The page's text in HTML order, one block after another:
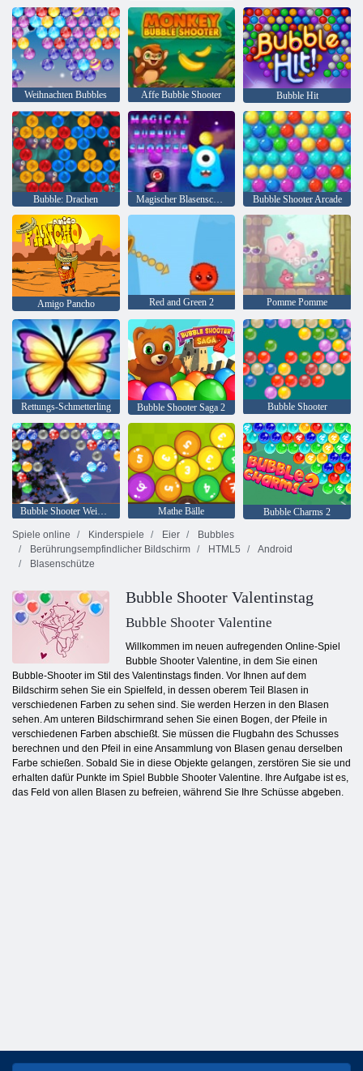
Weihnachten Bubbles Affe Bubble Shooter Bubble Hit
Bubble: Drachen Magischer Blasenschütze Bubble Shooter Arcade
Amigo Pancho Red and Green 2 Pomme Pomme
Rettungs-Schmetterling Bubble Shooter Saga 2 Bubble Shooter
Bubble Shooter Weihnachten Mathe Bälle
Bubble Charms 2
Spiele online
Kinderspiele Eier
Bubbles
Berührungsempfindlicher Bildschirm
HTML5
Android
Blasenschütze
Bubble Shooter Valentinstag
Bubble Shooter Valentine
Willkommen im neuen aufregenden Online-Spiel
Bubble Shooter Valentine, in dem Sie einen
Bubble-Shooter im Stil des Valentinstags finden. Vor Ihnen auf dem
Bildschirm sehen Sie ein Spielfeld, in dessen oberem Teil Blasen in
verschiedenen Farben zu sehen sind. Sie werden Herzen in den Blasen
sehen. Am unteren Bildschirmrand sehen Sie einen Bogen, der Pfeile in
verschiedenen Farben abschießt. Sie müssen die Flugbahn des Schusses
berechnen und den Pfeil in eine Ansammlung von Blasen genau derselben
Farbe schießen. Sobald Sie in diese Objekte gelangen, zerstören Sie sie und
erhalten dafür Punkte im Spiel Bubble Shooter Valentine. Ihre Aufgabe ist es,
das Feld von allen Blasen zu befreien, während Sie Ihre Schüsse abgeben.